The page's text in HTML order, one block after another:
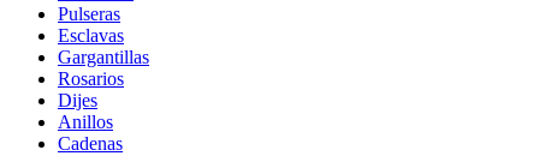
Pulseras
Esclavas
Gargantillas
Rosarios
Dijes
Anillos
Cadenas